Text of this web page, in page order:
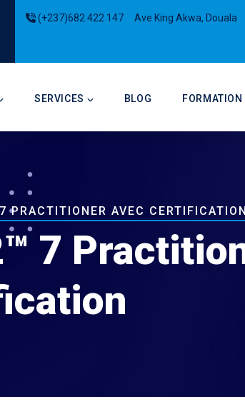
(+237)682 422 147 Ave King Akwa, Douala
SERVICES BLOG FORMATION
PRACTITIONER AVEC CERTIFICATION
7